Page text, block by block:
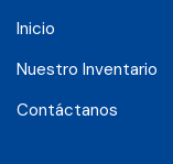
Inicio
Nuestro Inventario
Contáctanos